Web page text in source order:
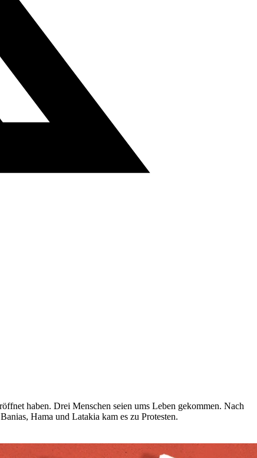
haben. Drei Menschen seien ums Leben gekommen. Nach
Hama und Latakia kam es zu Protesten.